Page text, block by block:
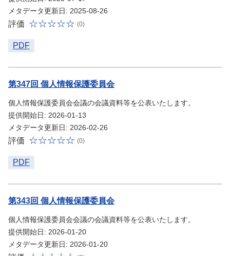
メタデータ更新日: 2025-08-26
評価 (0)
PDF
第347回 個人情報保護委員会
個人情報保護委員会会議の会議資料等を公表いたします。
提供開始日: 2026-01-13
メタデータ更新日: 2026-02-26
評価 (0)
PDF
第343回 個人情報保護委員会
個人情報保護委員会会議の会議資料等を公表いたします。
提供開始日: 2026-01-20
メタデータ更新日: 2026-01-20